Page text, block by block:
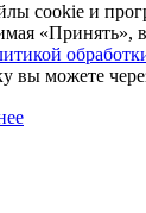
cookie и
«Принять»,
вы можете